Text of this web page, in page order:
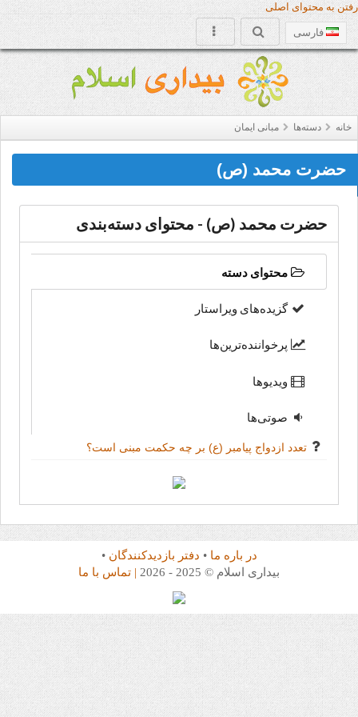
رفتن به محتوای اصلی
فارسی
خانه دسته‌‌ها مبانی ایمان
حضرت محمد (ص)
حضرت محمد (ص) - محتوای دسته‌بندی
محتوای دسته
گزیده‌های ویراستار
پرخواننده‌ترین‌ها
ویدیوها
صوتی‌ها
تعدد ازدواج پیامبر (ع) بر چه حکمت مبنی است؟
در باره ما • دفتر بازدیدکنندگان •
بیداری اسلام © 2025 - 2026
| تماس با ما